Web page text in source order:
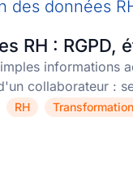
RH : RGPD,
informations
collaborateur :
RH ,